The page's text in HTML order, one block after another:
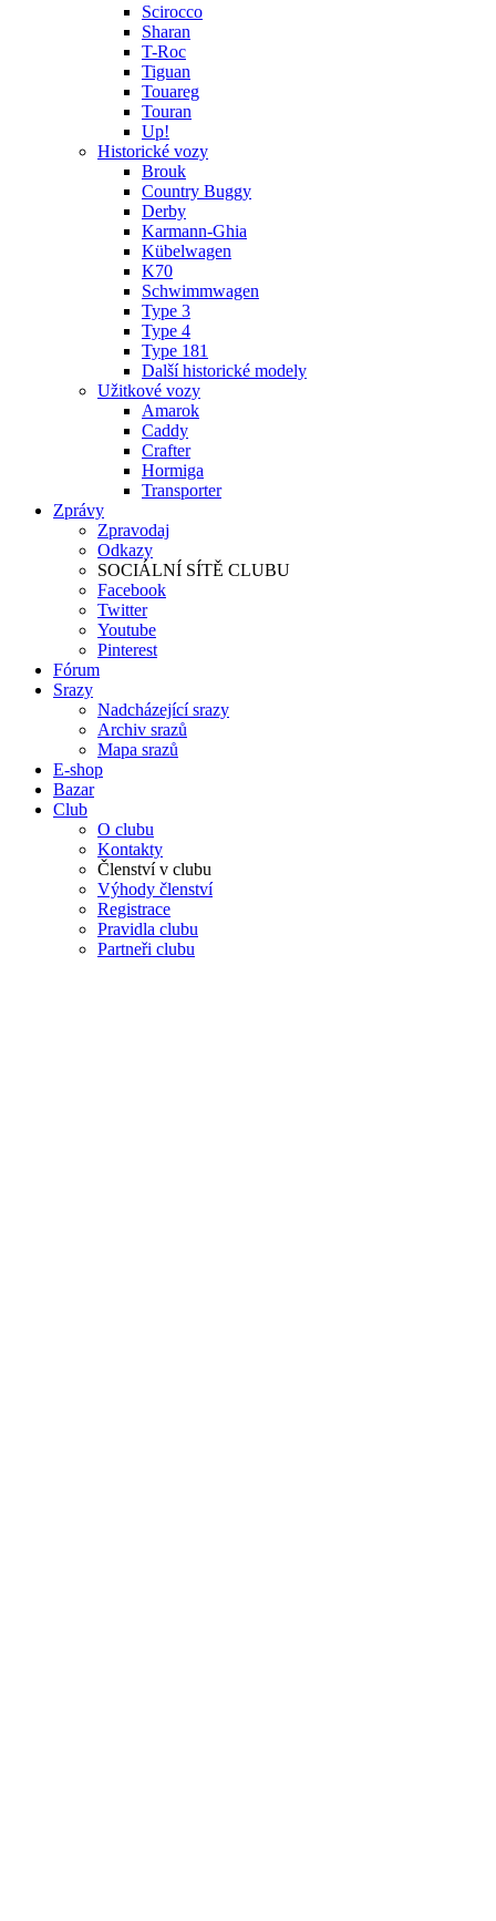
Scirocco
Sharan
T-Roc
Tiguan
Touareg
Touran
Up!
Historické vozy
Brouk
Country Buggy
Derby
Karmann-Ghia
Kübelwagen
K70
Schwimmwagen
Type 3
Type 4
Type 181
Další historické modely
Užitkové vozy
Amarok
Caddy
Crafter
Hormiga
Transporter
Zprávy
Zpravodaj
Odkazy
SOCIÁLNÍ SÍTĚ CLUBU
Facebook
Twitter
Youtube
Pinterest
Fórum
Srazy
Nadcházející srazy
Archiv srazů
Mapa srazů
E-shop
Bazar
Club
O clubu
Kontakty
Členství v clubu
Výhody členství
Registrace
Pravidla clubu
Partneři clubu